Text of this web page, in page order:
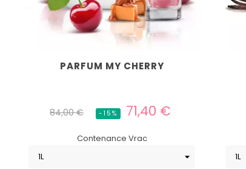
PARFUM MY CHERRY
Prix
84,00 € -15%
Prix
71,40 €
Contenance Vrac